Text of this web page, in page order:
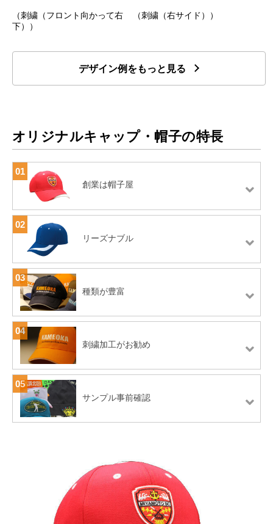
（刺繍（フロント向かって右
下））
（刺繍（右サイド））
デザイン例をもっと見る
オリジナルキャップ・帽子の特長
01
創業は帽子屋
02
リーズナブル
03
種類が豊富
04
刺繍加工がお勧め
05
サンプル事前確認